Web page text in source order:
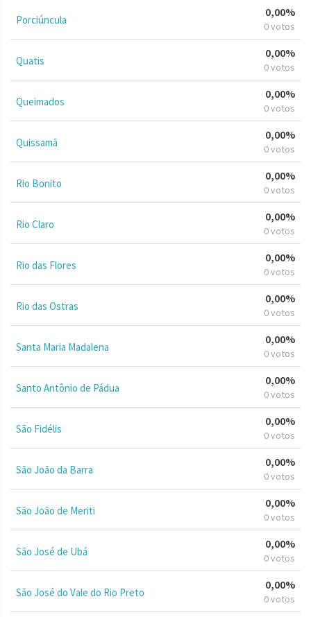
Porciúncula
0,00%
0 votos
Quatis
0,00%
0 votos
Queimados
0,00%
0 votos
Quissamã
0,00%
0 votos
Rio Bonito
0,00%
0 votos
Rio Claro
0,00%
0 votos
Rio das Flores
0,00%
0 votos
Rio das Ostras
0,00%
0 votos
Santa Maria Madalena
0,00%
0 votos
Santo Antônio de Pádua
0,00%
0 votos
São Fidélis
0,00%
0 votos
São João da Barra
0,00%
0 votos
São João de Meriti
0,00%
0 votos
São José de Ubá
0,00%
0 votos
São José do Vale do Rio Preto
0,00%
0 votos